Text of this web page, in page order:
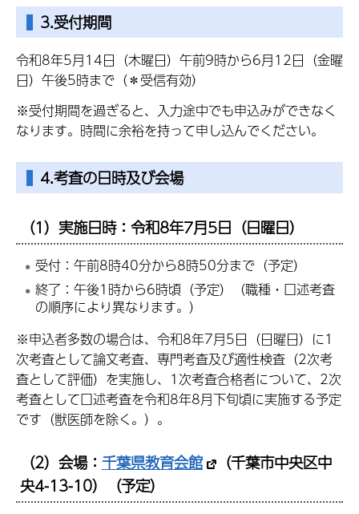
3.受付期間
令和8年5月14日（木曜日）午前9時から6月12日（金曜
日）午後5時まで（＊受信有効）
※受付期間を過ぎると、入力途中でも申込みができなく
なります。時間に余裕を持って申し込んでください。
4.考査の日時及び会場
（1）実施日時：令和8年7月5日（日曜日）
受付：午前8時40分から8時50分まで（予定）
終了：午後1時から6時頃（予定）（職種・口述考査
の順序により異なります。）
※申込者多数の場合は、令和8年7月5日（日曜日）に1
次考査として論文考査、専門考査及び適性検査（2次考
査として評価）を実施し、1次考査合格者について、2次
考査として口述考査を令和8年8月下旬頃に実施する予定
です（獣医師を除く。）。
（2）会場： 千葉県教育会館
（千葉市中央区中
央4-13-10）（予定）